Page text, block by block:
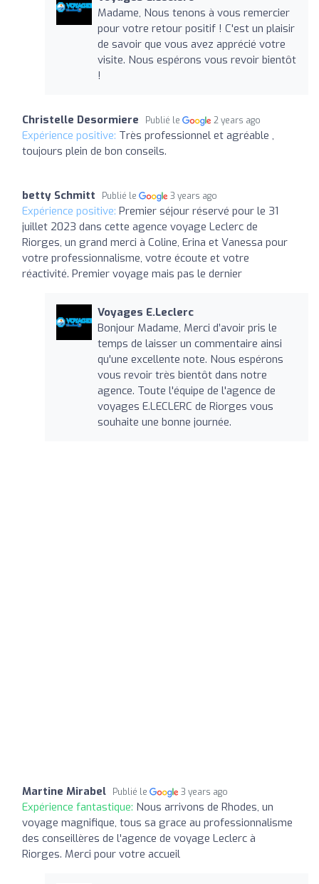
Madame, Nous tenons à vous remercier
pour votre retour positif ! C'est un plaisir
de savoir que vous avez apprécié votre
visite. Nous espérons vous revoir bientôt
!
Christelle Desormiere Publié le 2 years ago
Expérience positive: Très professionnel et agréable ,
toujours plein de bon conseils.
betty Schmitt Publié le 3 years ago
Expérience positive: Premier séjour réservé pour le 31
juillet 2023 dans cette agence voyage Leclerc de
Riorges, un grand merci à Coline, Erina et Vanessa pour
votre professionnalisme, votre écoute et votre
réactivité. Premier voyage mais pas le dernier
Voyages E.Leclerc
Bonjour Madame, Merci d’avoir pris le
temps de laisser un commentaire ainsi
qu'une excellente note. Nous espérons
vous revoir très bientôt dans notre
agence. Toute l'équipe de l'agence de
voyages E.LECLERC de Riorges vous
souhaite une bonne journée.
Martine Mirabel Publié le 3 years ago
Expérience fantastique: Nous arrivons de Rhodes, un
voyage magnifique, tous sa grace au professionnalisme
des conseillères de l'agence de voyage Leclerc à
Riorges. Merci pour votre accueil